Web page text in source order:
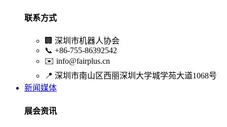
联系方式
🏢 深圳市机器人协会
📞 +86-755-86392542
✉️ info@fairplus.cn
📍 深圳市南山区西丽深圳大学城学苑大道1068号
新闻媒体
展会资讯